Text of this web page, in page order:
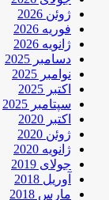
ژوئن 2026
فوریه 2026
ژانویه 2026
دسامبر 2025
نوامبر 2025
اکتبر 2025
سپتامبر 2025
اکتبر 2020
ژوئن 2020
ژانویه 2020
جولای 2019
آوریل 2018
مارس 2018